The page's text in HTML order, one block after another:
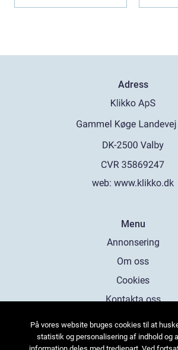
Adress
web: www.klikko.dk
Menu
Annonsering
Om oss
Cookies
Kontakta oss
På vores website bruges cookies til at
statistik og personalisering af indhold og